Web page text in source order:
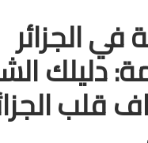
في الجزائر
دليلك
قلب